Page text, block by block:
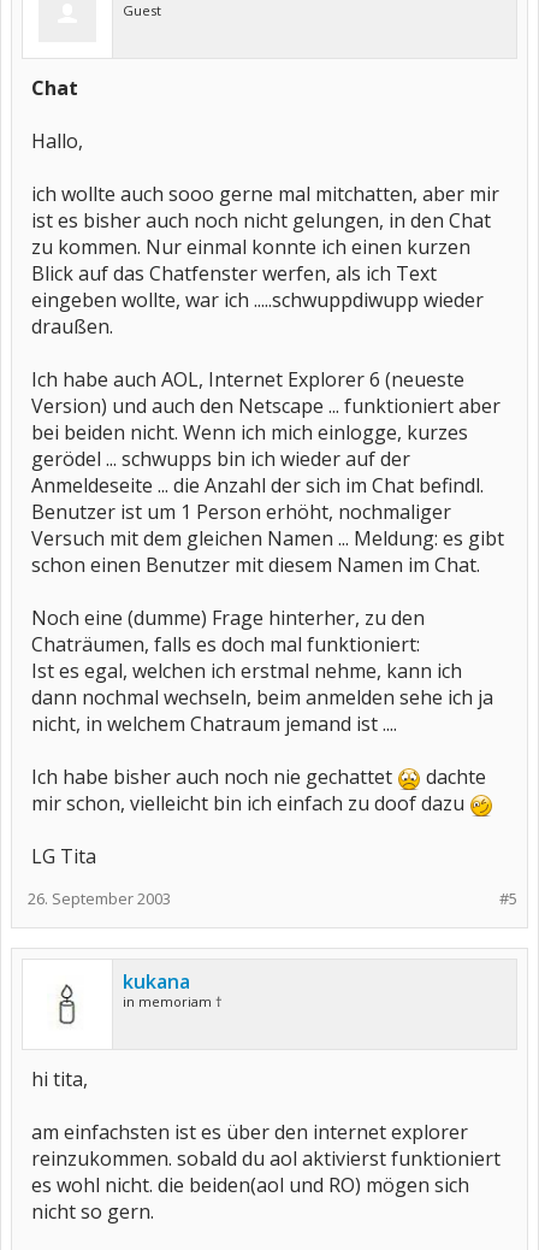
Guest
Chat
Hallo,
ich wollte auch sooo gerne mal mitchatten, aber mir
ist es bisher auch noch nicht gelungen, in den Chat
zu kommen. Nur einmal konnte ich einen kurzen
Blick auf das Chatfenster werfen, als ich Text
eingeben wollte, war ich .....schwuppdiwupp wieder
draußen.
Ich habe auch AOL, Internet Explorer 6 (neueste
Version) und auch den Netscape ... funktioniert aber
bei beiden nicht. Wenn ich mich einlogge, kurzes
gerödel ... schwupps bin ich wieder auf der
Anmeldeseite ... die Anzahl der sich im Chat befindl.
Benutzer ist um 1 Person erhöht, nochmaliger
Versuch mit dem gleichen Namen ... Meldung: es gibt
schon einen Benutzer mit diesem Namen im Chat.
Noch eine (dumme) Frage hinterher, zu den
Chaträumen, falls es doch mal funktioniert:
Ist es egal, welchen ich erstmal nehme, kann ich
dann nochmal wechseln, beim anmelden sehe ich ja
nicht, in welchem Chatraum jemand ist ....
Ich habe bisher auch noch nie gechattet
dachte
mir schon, vielleicht bin ich einfach zu doof dazu
LG Tita
#5
26. September 2003
kukana
in memoriam †
hi tita,
am einfachsten ist es über den internet explorer
reinzukommen. sobald du aol aktivierst funktioniert
es wohl nicht. die beiden(aol und RO) mögen sich
nicht so gern.